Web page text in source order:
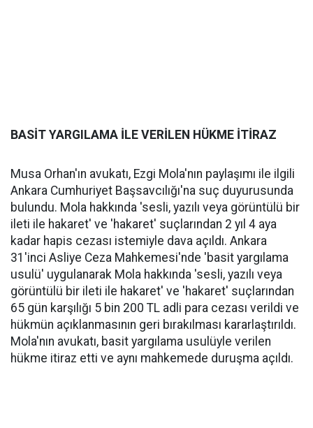
BASİT YARGILAMA İLE VERİLEN HÜKME İTİRAZ
Musa Orhan'ın avukatı, Ezgi Mola'nın paylaşımı ile ilgili
Ankara Cumhuriyet Başsavcılığı'na suç duyurusunda
bulundu. Mola hakkında 'sesli, yazılı veya görüntülü bir
ileti ile hakaret' ve 'hakaret' suçlarından 2 yıl 4 aya
kadar hapis cezası istemiyle dava açıldı. Ankara
31'inci Asliye Ceza Mahkemesi'nde 'basit yargılama
usulü' uygulanarak Mola hakkında 'sesli, yazılı veya
görüntülü bir ileti ile hakaret' ve 'hakaret' suçlarından
65 gün karşılığı 5 bin 200 TL adli para cezası verildi ve
hükmün açıklanmasının geri bırakılması kararlaştırıldı.
Mola'nın avukatı, basit yargılama usulüyle verilen
hükme itiraz etti ve aynı mahkemede duruşma açıldı.